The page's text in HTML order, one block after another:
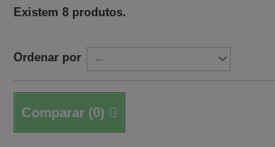
Existem 8 produtos.
Ordenar por
Comparar (0)